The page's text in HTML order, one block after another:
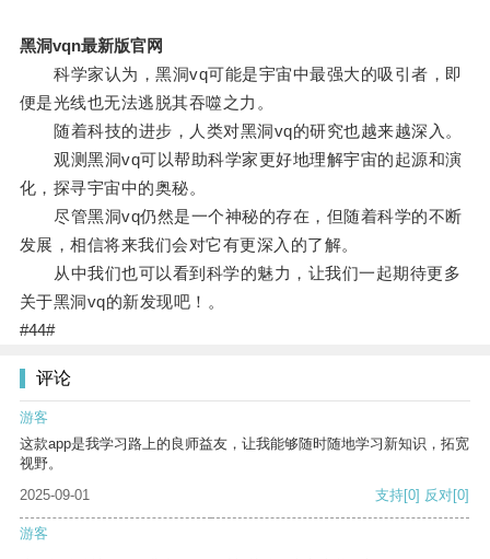
黑洞vqn最新版官网
科学家认为，黑洞vq可能是宇宙中最强大的吸引者，即
便是光线也无法逃脱其吞噬之力。
随着科技的进步，人类对黑洞vq的研究也越来越深入。
观测黑洞vq可以帮助科学家更好地理解宇宙的起源和演
化，探寻宇宙中的奥秘。
尽管黑洞vq仍然是一个神秘的存在，但随着科学的不断
发展，相信将来我们会对它有更深入的了解。
从中我们也可以看到科学的魅力，让我们一起期待更多
关于黑洞vq的新发现吧！。
#44#
评论
游客
这款app是我学习路上的良师益友，让我能够随时随地学习新知识，拓宽
视野。
2025-09-01
支持[0] 反对[0]
游客